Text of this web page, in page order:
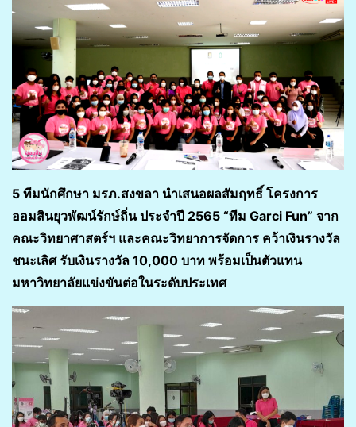
5 ทีมนักศึกษา มรภ.สงขลา นำเสนอผลสัมฤทธิ์ โครงการ
ออมสินยุวพัฒน์รักษ์ถิ่น ประจำปี 2565 “ทีม Garci Fun” จาก
คณะวิทยาศาสตร์ฯ และคณะวิทยาการจัดการ คว้าเงินรางวัล
ชนะเลิศ รับเงินรางวัล 10,000 บาท พร้อมเป็นตัวแทน
มหาวิทยาลัยแข่งขันต่อในระดับประเทศ